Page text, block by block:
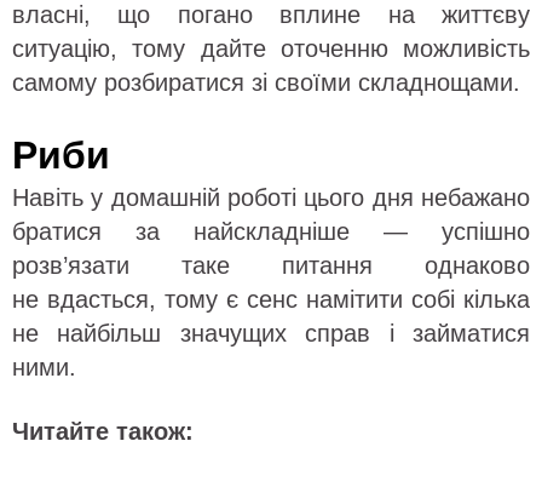
власні, що погано вплине на життєву
ситуацію, тому дайте оточенню можливість
самому розбиратися зі своїми складнощами.
Риби
Навіть у домашній роботі цього дня небажано
братися за найскладніше — успішно
розв’язати таке питання однаково
не вдасться, тому є сенс намітити собі кілька
не найбільш значущих справ і займатися
ними.
Читайте також: